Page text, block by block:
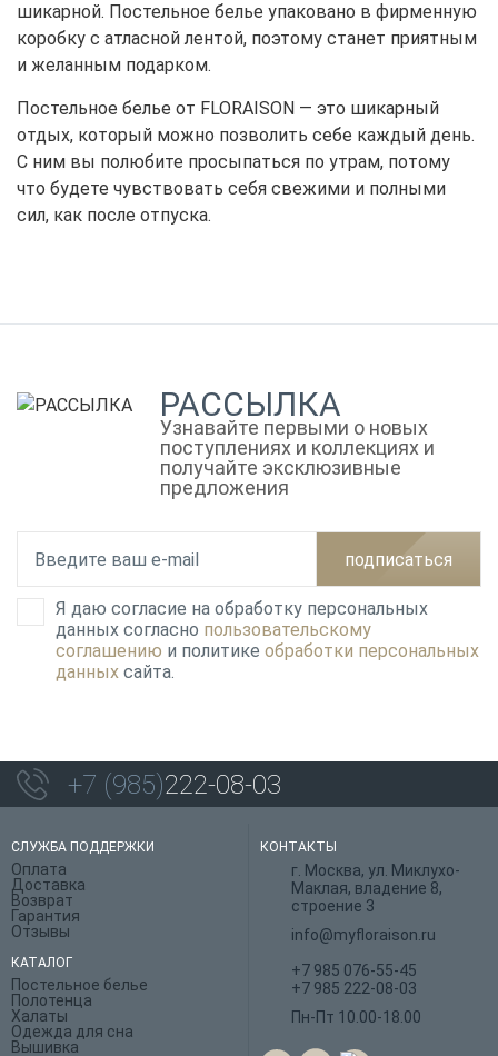
шикарной. Постельное белье упаковано в фирменную
коробку с атласной лентой, поэтому станет приятным
и желанным подарком.
Постельное белье от FLORAISON — это шикарный
отдых, который можно позволить себе каждый день.
С ним вы полюбите просыпаться по утрам, потому
что будете чувствовать себя свежими и полными
сил, как после отпуска.
РАССЫЛКА
Узнавайте первыми о новых
поступлениях и коллекциях и
получайте эксклюзивные
предложения
подписаться
Я даю согласие на обработку персональных
данных согласно пользовательскому
соглашению и политике обработки персональных
данных сайта.
+7 (985)222-08-03
СЛУЖБА ПОДДЕРЖКИ
Оплата
Доставка
Возврат
Гарантия
Отзывы
КАТАЛОГ
Постельное белье
Полотенца
Халаты
Одежда для сна
Вышивка
КОНТАКТЫ
г. Москва, ул. Миклухо-
Маклая, владение 8,
строение 3
info@myfloraison.ru
+7 985 076-55-45
+7 985 222-08-03
Пн-Пт 10.00-18.00